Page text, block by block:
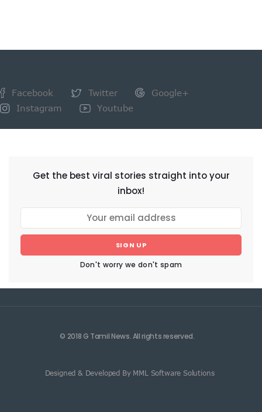
Facebook Twitter
Google+
Instagram
Youtube
Get the best viral stories straight into your
inbox!
SIGN UP
Don't worry we don't spam
© 2018 G Tamil News. All rights reserved.
Designed & Developed By MML Software Solutions